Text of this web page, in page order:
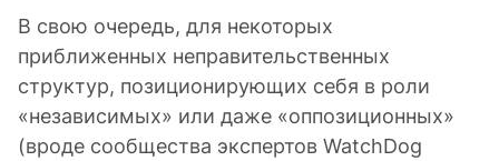
В свою очередь, для некоторых
приближенных неправительственных
структур, позиционирующих себя в роли
«независимых» или даже «оппозиционных»
(вроде сообщества экспертов WatchDog